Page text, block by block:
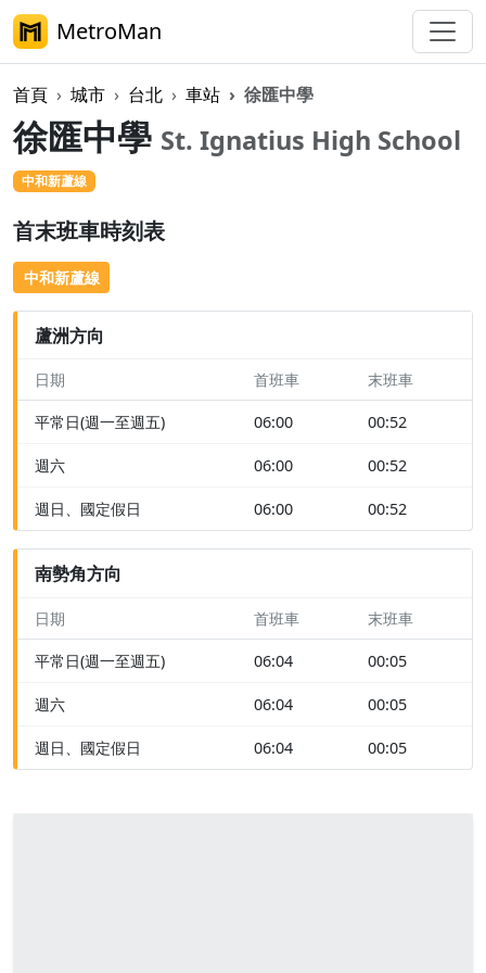
MetroMan
首頁 城市 台北 車站 徐匯中學
徐匯中學 St. Ignatius High School
中和新蘆線
首末班車時刻表
中和新蘆線
蘆洲方向
日期 首班車 末班車
平常日(週一至週五) 06:00 00:52
週六 06:00 00:52
週日、國定假日 06:00 00:52
南勢角方向
日期 首班車 末班車
平常日(週一至週五) 06:04 00:05
週六 06:04 00:05
週日、國定假日 06:04 00:05